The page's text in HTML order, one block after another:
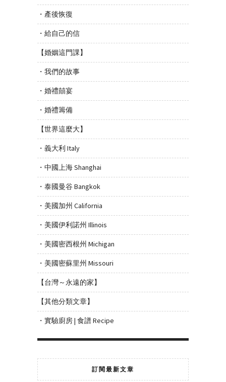
・產後恢復
・給自己的信
【婚姻這門課】
・我們的故事
・婚禮囍宴
・婚禮籌備
【世界這麼大】
・義大利 Italy
・中國上海 Shanghai
・泰國曼谷 Bangkok
・美國加州 California
・美國伊利諾州 Illinois
・美國密西根州 Michigan
・美國密蘇里州 Missouri
【台灣～永遠的家】
【其他分類文章】
・實驗廚房 | 食譜 Recipe
訂閱最新文章